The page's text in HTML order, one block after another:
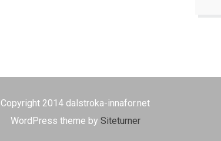
Copyright 2014 dalstroka-innafor.net
WordPress theme by Siteturner